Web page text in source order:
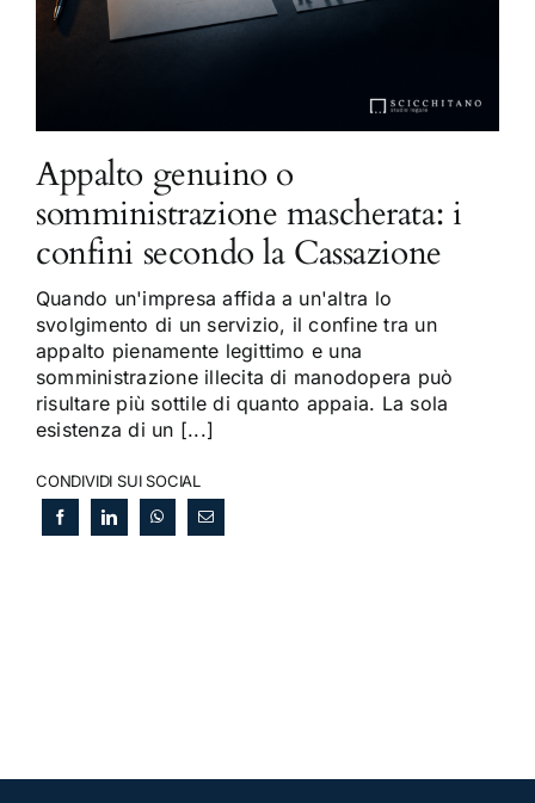
Appalto genuino o
somministrazione mascherata: i
confini secondo la Cassazione
Quando un'impresa affida a un'altra lo
svolgimento di un servizio, il confine tra un
appalto pienamente legittimo e una
somministrazione illecita di manodopera può
risultare più sottile di quanto appaia. La sola
esistenza di un [...]
CONDIVIDI SUI SOCIAL